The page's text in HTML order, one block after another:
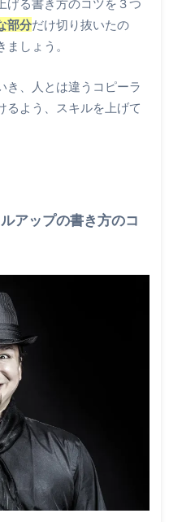
部分だけ切り抜いたの
しょう。
き、人とは違うコピーラ
るよう、スキルを上げて
アップの書き方のコ